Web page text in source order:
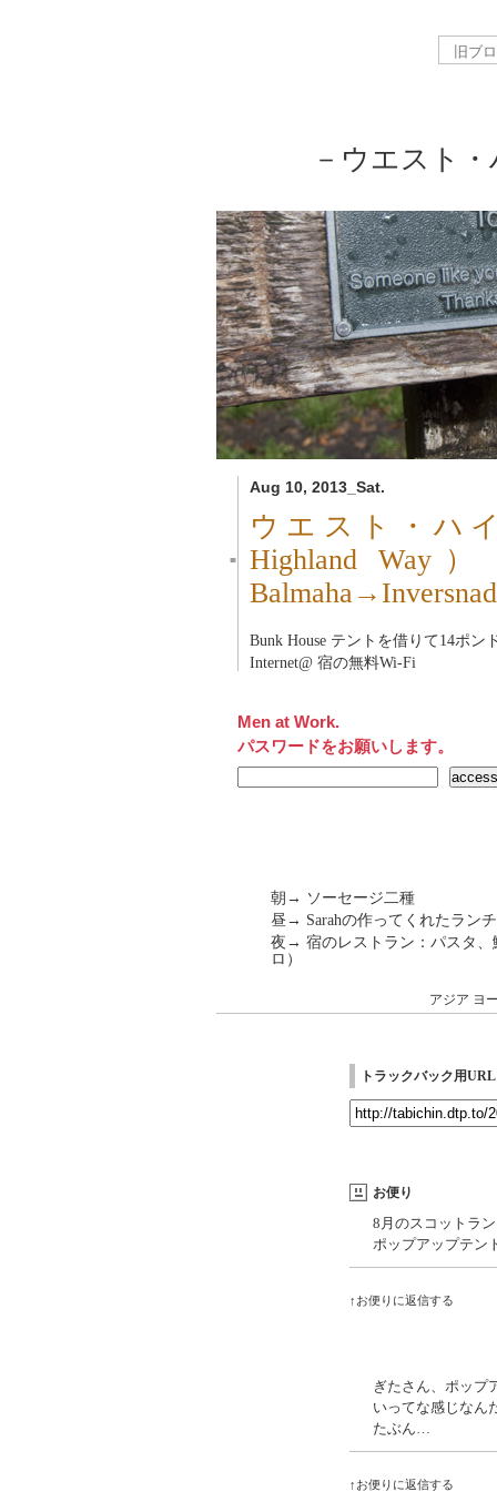
－ウエスト
Aug 10, 2013_Sat.
■
ウエスト・ハ
Highland Way
Bunk House テントを借りて14ポン
Internet@ 宿の無料Wi-Fi
Men at Work.
パスワードをお願いします。
朝→ ソーセージ二種
昼→ Sarahの作ってくれたラン
夜→ 宿のレストラン：パスタ
ロ）
アジア ヨ
トラックバック用URL
お便り
8月のスコットラ
ポップアップテン
↑お便りに返信する
ぎたさん、ポップ
いってな感じなん
たぶん…
↑お便りに返信する